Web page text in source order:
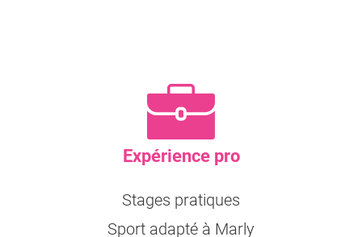
Expérience pro
Stages pratiques
Sport adapté à Marly